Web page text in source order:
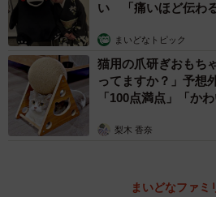
い 「痛いほど伝わ
まいどなトピック
猫用の爪研ぎおもち
ってますか？」予想
「100点満点」「か
梨木 香奈
まいどなファミ